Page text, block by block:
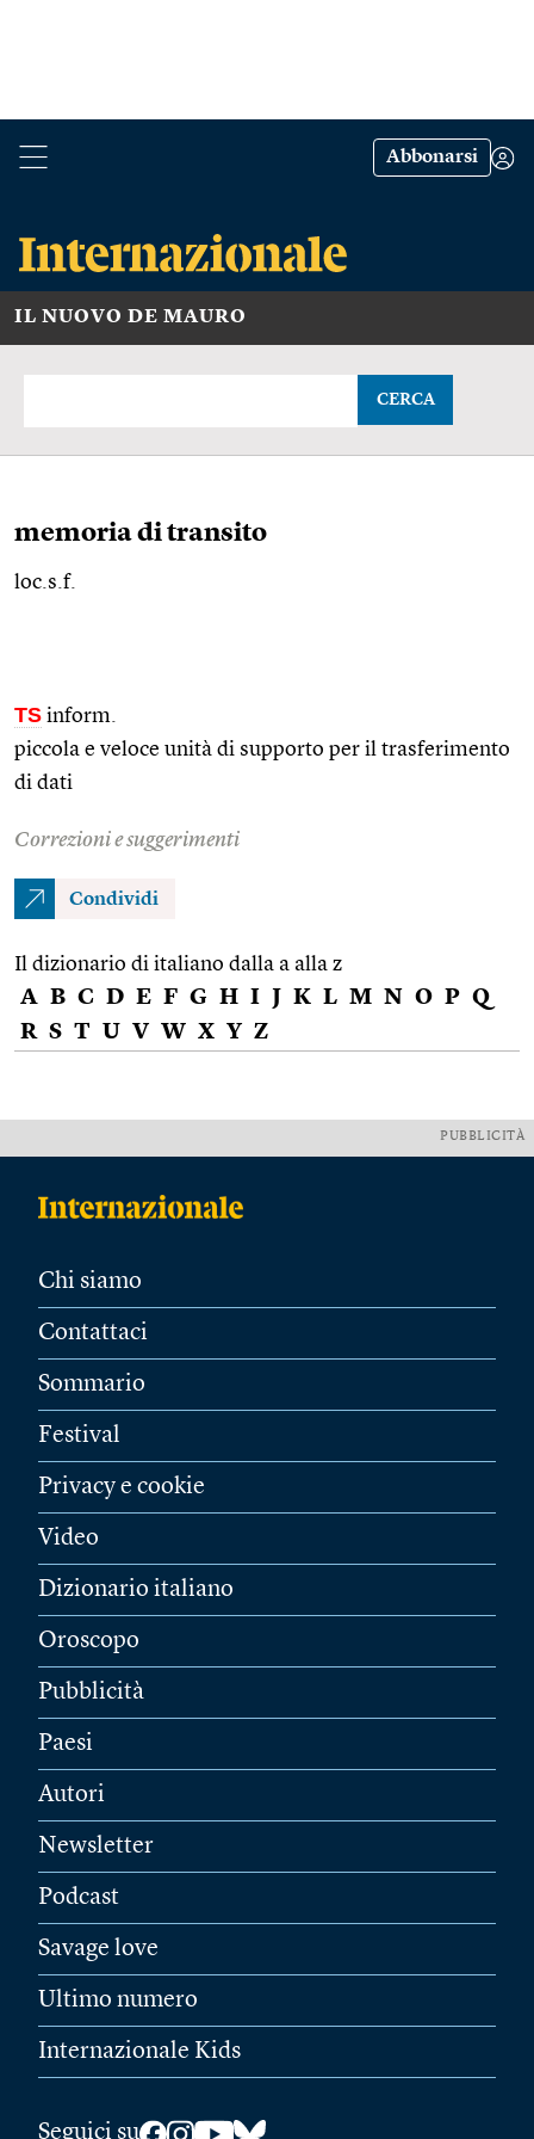
Abbonarsi
IL NUOVO DE MAURO
CERCA
memoria di transito
loc.s.f.
TS inform.
piccola e veloce unità di supporto per il trasferimento
di dati
Correzioni e suggerimenti
Condividi
Il dizionario di italiano dalla a alla z
A B C D E F G H I J K L M N O P Q
R S T U V W X Y Z
PUBBLICITÀ
Chi siamo
Contattaci
Sommario
Festival
Privacy e cookie
Video
Dizionario italiano
Oroscopo
Pubblicità
Paesi
Autori
Newsletter
Podcast
Savage love
Ultimo numero
Internazionale Kids
Seguici su